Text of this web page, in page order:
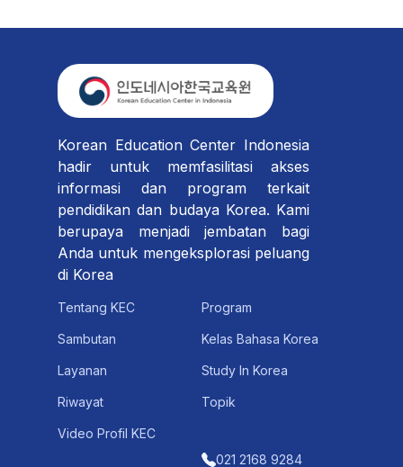
Korean Education Center Indonesia
hadir untuk memfasilitasi akses
informasi dan program terkait
pendidikan dan budaya Korea. Kami
berupaya menjadi jembatan bagi
Anda untuk mengeksplorasi peluang
di Korea
Tentang KEC
Sambutan
Layanan
Riwayat
Video Profil KEC
Program
Kelas Bahasa Korea
Study In Korea
Topik
021 2168 9284